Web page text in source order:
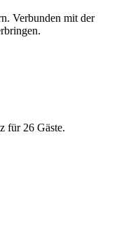
Verbunden mit der
für 26 Gäste.